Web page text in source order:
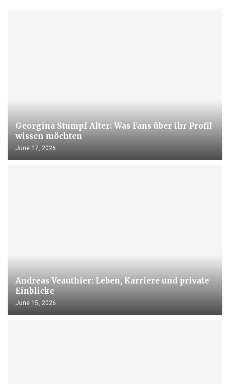
Georgina Stumpf Alter: Was Fans über ihr Profil
wissen möchten
June 17, 2026
Andreas Veauthier: Leben, Karriere und private
Einblicke
June 15, 2026